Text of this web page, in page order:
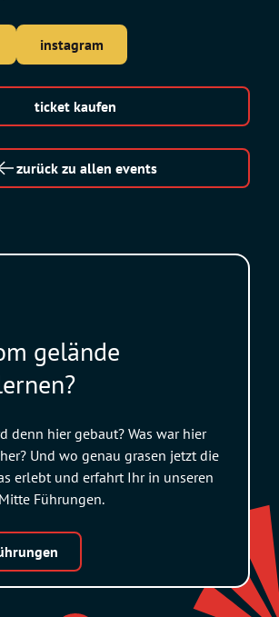
instagram
ticket kaufen
zurück zu allen events
gelände
denn hier gebaut? Was war hier
Und wo genau grasen jetzt die
erlebt und erfahrt Ihr in unseren
Führungen.